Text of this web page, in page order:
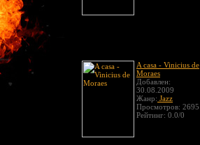
A casa - Vinicius de
Moraes
Добавлен:
30.08.2009
Жанр: Jazz
Просмотров: 2695
Рейтинг: 0.0/0